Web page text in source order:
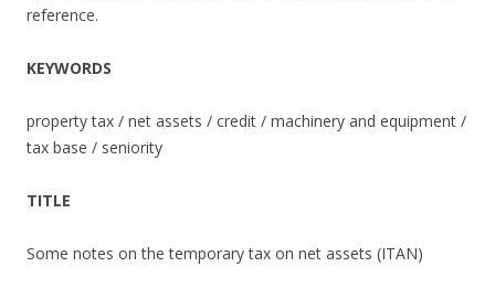
reference.
KEYWORDS
property tax / net assets / credit / machinery and equipment /
tax base / seniority
TITLE
Some notes on the temporary tax on net assets (ITAN)